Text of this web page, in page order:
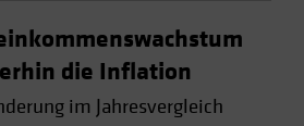
die Inflation
im Jahresvergleich